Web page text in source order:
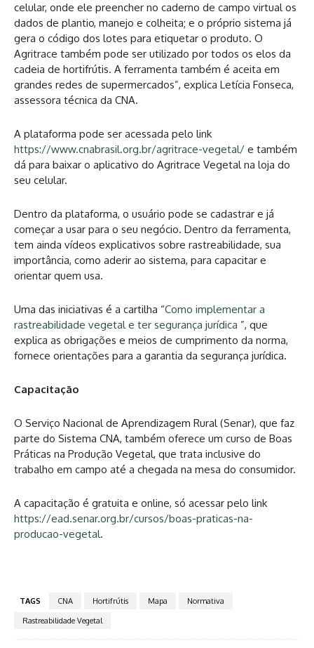
celular, onde ele preencher no caderno de campo virtual os
dados de plantio, manejo e colheita; e o próprio sistema já
gera o código dos lotes para etiquetar o produto. O
Agritrace também pode ser utilizado por todos os elos da
cadeia de hortifrútis. A ferramenta também é aceita em
grandes redes de supermercados”, explica Letícia Fonseca,
assessora técnica da CNA.
A plataforma pode ser acessada pelo link
https://www.cnabrasil.org.br/agritrace-vegetal/ e também
dá para baixar o aplicativo do Agritrace Vegetal na loja do
seu celular.
Dentro da plataforma, o usuário pode se cadastrar e já
começar a usar para o seu negócio. Dentro da ferramenta,
tem ainda vídeos explicativos sobre rastreabilidade, sua
importância, como aderir ao sistema, para capacitar e
orientar quem usa.
Uma das iniciativas é a cartilha “Como implementar a
rastreabilidade vegetal e ter segurança jurídica ”, que
explica as obrigações e meios de cumprimento da norma,
fornece orientações para a garantia da segurança jurídica.
Capacitação
O Serviço Nacional de Aprendizagem Rural (Senar), que faz
parte do Sistema CNA, também oferece um curso de Boas
Práticas na Produção Vegetal, que trata inclusive do
trabalho em campo até a chegada na mesa do consumidor.
A capacitação é gratuita e online, só acessar pelo link
https://ead.senar.org.br/cursos/boas-praticas-na-
producao-vegetal.
TAGS CNA Hortifrútis Mapa
Normativa
Rastreabilidade Vegetal